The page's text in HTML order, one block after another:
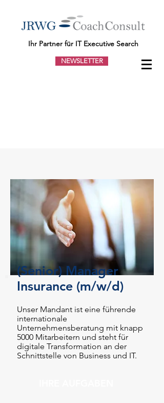
Ihr Partner für IT Executive Search
NEWSLETTER
(Senior) Manager
Insurance (m/w/d)
Unser Mandant ist eine führende
internationale
Unternehmensberatung mit knapp
5000 Mitarbeitern und steht für
digitale Transformation an der
Schnittstelle von Business und IT.